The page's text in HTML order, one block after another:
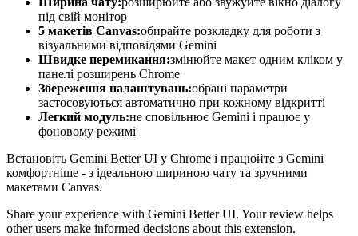
під свій монітор
5 макетів Canvas:обирайте розкладку для роботи з
візуальними відповідями Gemini
Швидке перемикання:змінюйте макет одним кліком у
панелі розширень Chrome
Збереження налаштувань:обрані параметри
застосовуються автоматично при кожному відкритті
Легкий модуль:не сповільнює Gemini і працює у
фоновому режимі
Встановіть Gemini Better UI у Chrome і працюйте з Gemini
комфортніше - з ідеальною шириною чату та зручними
макетами Canvas.
Share your experience with Gemini Better UI. Your review helps
other users make informed decisions about this extension.